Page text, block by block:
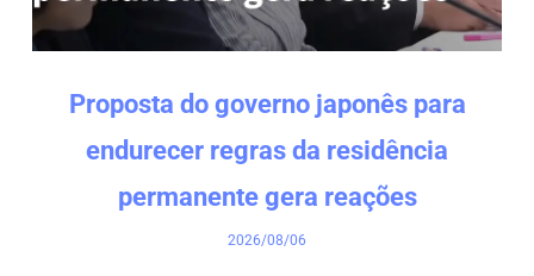
Proposta do governo japonês para
endurecer regras da residência
permanente gera reações
2026/08/06